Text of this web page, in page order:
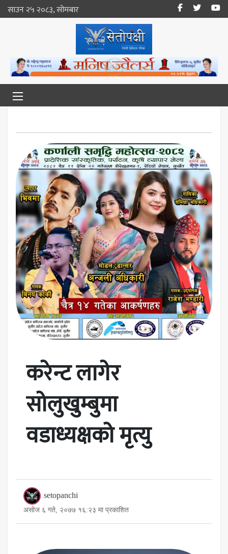
साउन २५ २०८३, सोमबार
करेन्ट लागेर
सोलुखुम्बुमा
वडाध्यक्षको मृत्यु
setopanchi
असोज ६ गते, २०७७ १६:२३ मा प्रकाशित